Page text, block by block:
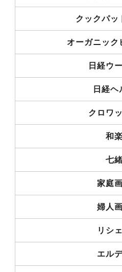
クックパッ
オーガニック
日経ウ
日経ヘ
クロワ
和楽
七緒
家庭
婦人
リシ
エル